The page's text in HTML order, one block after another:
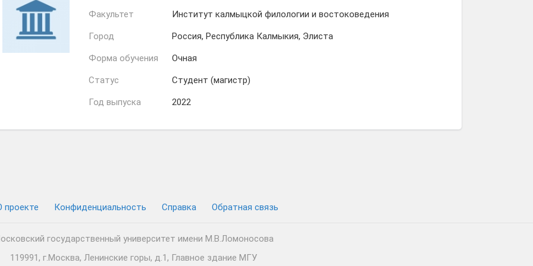
Факультет Институт калмыцкой филологии и востоковедения
Город Россия, Республика Калмыкия, Элиста
Форма обучения Очная
Статус Студент (магистр)
Год выпуска 2022
проекте Конфиденциальность Cправка Обратная связь
государственный университет имени М.В.Ломоносова
119991, г.Москва, Ленинские горы, д.1, Главное здание МГУ